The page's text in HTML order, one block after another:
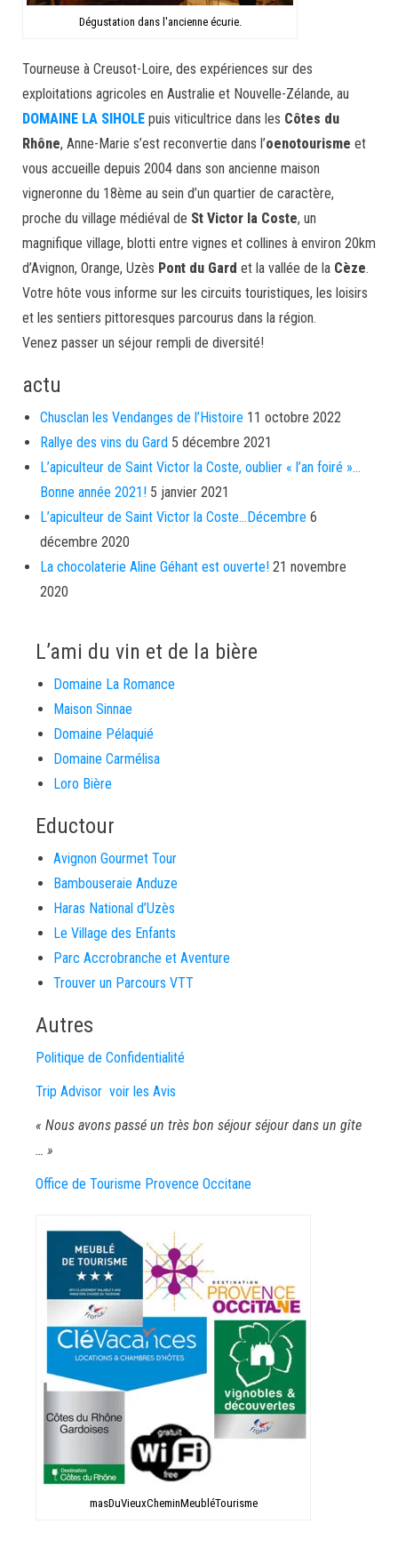
Dégustation dans l'ancienne écurie.
Tourneuse à Creusot-Loire, des expériences sur des
exploitations agricoles en Australie et Nouvelle-Zélande, au
DOMAINE LA SIHOLE puis viticultrice dans les Côtes du
Rhône, Anne-Marie s’est reconvertie dans l’oenotourisme et
vous accueille depuis 2004 dans son ancienne maison
vigneronne du 18ème au sein d’un quartier de caractère,
proche du village médiéval de St Victor la Coste, un
magnifique village, blotti entre vignes et collines à environ 20km
d’Avignon, Orange, Uzès Pont du Gard et la vallée de la Cèze.
Votre hôte vous informe sur les circuits touristiques, les loisirs
et les sentiers pittoresques parcourus dans la région.
Venez passer un séjour rempli de diversité!
actu
Chusclan les Vendanges de l’Histoire 11 octobre 2022
Rallye des vins du Gard 5 décembre 2021
L’apiculteur de Saint Victor la Coste, oublier « l’an foiré »…
Bonne année 2021! 5 janvier 2021
L’apiculteur de Saint Victor la Coste…Décembre 6
décembre 2020
La chocolaterie Aline Géhant est ouverte! 21 novembre
2020
L’ami du vin et de la bière
Domaine La Romance
Maison Sinnae
Domaine Pélaquié
Domaine Carmélisa
Loro Bière
Eductour
Avignon Gourmet Tour
Bambouseraie Anduze
Haras National d’Uzès
Le Village des Enfants
Parc Accrobranche et Aventure
Trouver un Parcours VTT
Autres
Politique de Confidentialité
Trip Advisor voir les Avis
« Nous avons passé un très bon séjour séjour dans un gîte
… »
Office de Tourisme Provence Occitane
masDuVieuxCheminMeubléTourisme